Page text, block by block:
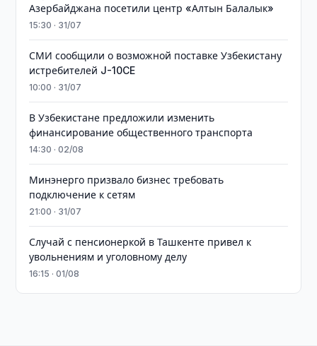
Азербайджана посетили центр «Алтын Балалык»
15:30 · 31/07
СМИ сообщили о возможной поставке Узбекистану
истребителей J-10CE
10:00 · 31/07
В Узбекистане предложили изменить
финансирование общественного транспорта
14:30 · 02/08
Минэнерго призвало бизнес требовать
подключение к сетям
21:00 · 31/07
Случай с пенсионеркой в Ташкенте привел к
увольнениям и уголовному делу
16:15 · 01/08